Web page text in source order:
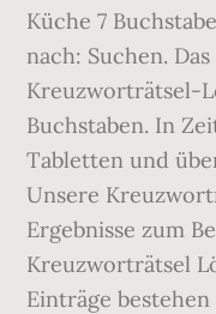
Küche 7
nach: Suchen.
Kreuzworträtsel-
Buchstaben. In
Tabletten und
Unsere
Ergebnisse zum
Kreuzworträtsel
Einträge bestehen